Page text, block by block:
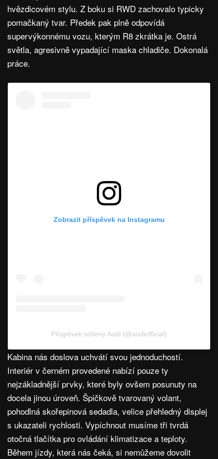
hvězdicovém stylu. Z boku si RWD zachovalo typicky
pomačkaný tvar. Předek pak plně odpovídá
supervýkonnému vozu, kterým R8 zkrátka je. Ostrá
světla, agresivně vypadající maska chladiče. Dokonalá
práce.
Zobrazit příspěvek na Instagramu
Příspěvek sdílený Audi (@audiofficial)
Kabina nás doslova uchvátí svou jednoduchostí.
Interiér v černém provedené nabízí pouze ty
nejzákladnější prvky, které byly ovšem posunuty na
docela jinou úroveň. Špičkově tvarovaný volant,
pohodlná skořepinová sedadla, velice přehledný displej
s ukazateli rychlosti. Vypíchnout musíme tři tvrdá
otočná tlačítka pro ovládání klimatizace a teploty.
Během jízdy, která nás čeká, si nemůžeme dovolit